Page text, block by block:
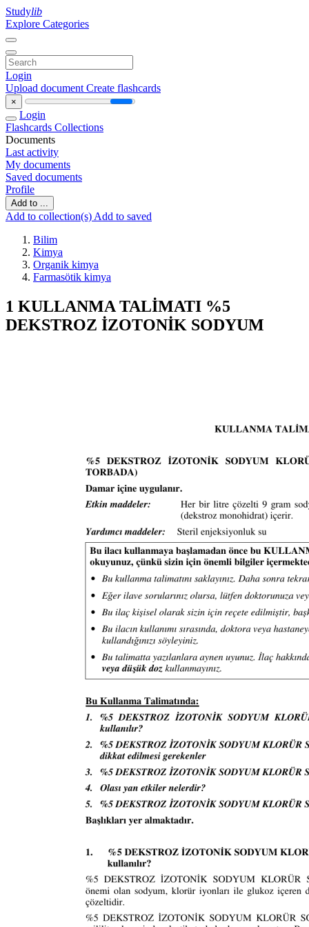
Studylib
Explore Categories
Login
Upload document Create flashcards
×
Login
Flashcards Collections
Documents
Last activity
My documents
Saved documents
Profile
Add to ...
Add to collection(s) Add to saved
Bilim
Kimya
Organik kimya
Farmasötik kimya
1 KULLANMA TALİMATI %5
DEKSTROZ İZOTONİK SODYUM